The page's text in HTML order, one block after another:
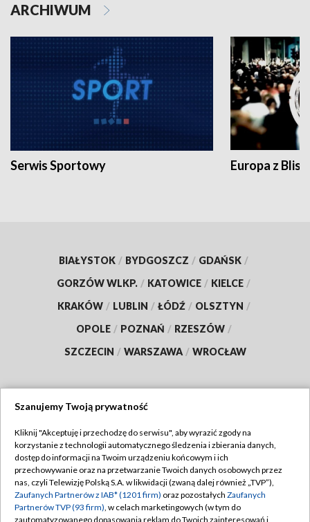
ARCHIWUM
Serwis Sportowy Europa z
BIAŁYSTOK / BYDGOSZCZ / GDAŃSK /
GORZÓW WLKP. / KATOWICE / KIELCE /
KRAKÓW / LUBLIN / ŁÓDŹ / OLSZTYN /
OPOLE / POZNAŃ / RZESZÓW /
SZCZECIN / WARSZAWA / WROCŁAW
TVP
Abonament TVP
Emisja w TVP
Centrum informacji TVP
Regulamin TVP
Polityka prywatności
Moje zgody
Szanujemy Twoją prywatność
Kliknij "Akceptuję i przechodzę do serwisu", aby wyrazić zgody na
korzystanie z technologii automatycznego śledzenia i zbierania danych,
dostęp do informacji na Twoim urządzeniu końcowym i ich
przechowywanie oraz na przetwarzanie Twoich danych osobowych przez
nas, czyli Telewizję Polską S.A. w likwidacji (zwaną dalej również „TVP”),
Zaufanych Partnerów z IAB* (1201 firm) oraz pozostałych Zaufanych
Partnerów TVP (93 firm), w celach marketingowych (w tym do
zautomatyzowanego dopasowania reklam do Twoich zainteresowań i